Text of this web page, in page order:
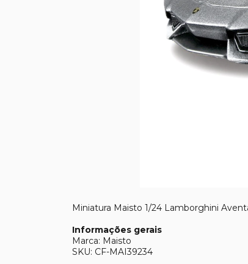
Miniatura Maisto 1/24 Lamborghini
Informações gerais
Marca: Maisto
SKU: CF-MAI39234